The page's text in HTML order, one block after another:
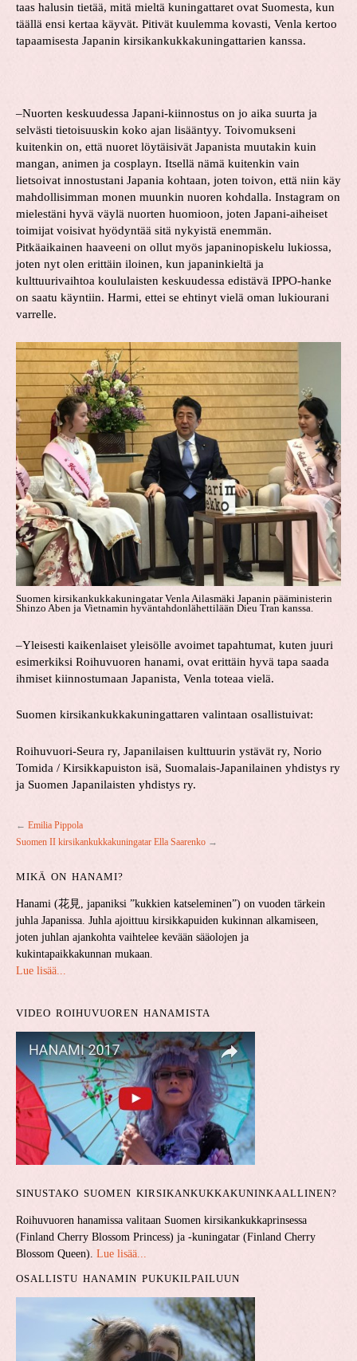
taas halusin tietää, mitä mieltä kuningattaret ovat Suomesta, kun
täällä ensi kertaa käyvät. Pitivät kuulemma kovasti, Venla kertoo
tapaamisesta Japanin kirsikankukkakuningattarien kanssa.
–Nuorten keskuudessa Japani-kiinnostus on jo aika suurta ja
selvästi tietoisuuskin koko ajan lisääntyy. Toivomukseni
kuitenkin on, että nuoret löytäisivät Japanista muutakin kuin
mangan, animen ja cosplayn. Itsellä nämä kuitenkin vain
lietsoivat innostustani Japania kohtaan, joten toivon, että niin käy
mahdollisimman monen muunkin nuoren kohdalla. Instagram on
mielestäni hyvä väylä nuorten huomioon, joten Japani-aiheiset
toimijat voisivat hyödyntää sitä nykyistä enemmän.
Pitkäaikainen haaveeni on ollut myös japaninopiskelu lukiossa,
joten nyt olen erittäin iloinen, kun japaninkieltä ja
kulttuurivaihtoa koululaisten keskuudessa edistävä IPPO-hanke
on saatu käyntiin. Harmi, ettei se ehtinyt vielä oman lukiourani
varrelle.
Suomen kirsikankukkakuningatar Venla Ailasmäki Japanin pääministerin
Shinzo Aben ja Vietnamin hyväntahdonlähettilään Dieu Tran kanssa.
–Yleisesti kaikenlaiset yleisölle avoimet tapahtumat, kuten juuri
esimerkiksi Roihuvuoren hanami, ovat erittäin hyvä tapa saada
ihmiset kiinnostumaan Japanista, Venla toteaa vielä.
Suomen kirsikankukkakuningattaren valintaan osallistuivat:
Roihuvuori-Seura ry, Japanilaisen kulttuurin ystävät ry, Norio
Tomida / Kirsikkapuiston isä, Suomalais-Japanilainen yhdistys ry
ja Suomen Japanilaisten yhdistys ry.
← Emilia Pippola
Suomen II kirsikankukkakuningatar Ella Saarenko →
MIKÄ ON HANAMI?
Hanami (花見, japaniksi ”kukkien katseleminen”) on vuoden tärkein
juhla Japanissa. Juhla ajoittuu kirsikkapuiden kukinnan alkamiseen,
joten juhlan ajankohta vaihtelee kevään sääolojen ja
kukintapaikkakunnan mukaan.
Lue lisää...
VIDEO ROIHUVUOREN HANAMISTA
SINUSTAKO SUOMEN KIRSIKANKUKKA­KUNINKAALLINEN?
Roihuvuoren hanamissa valitaan Suomen kirsikankukkaprinsessa
(Finland Cherry Blossom Princess) ja -kuningatar (Finland Cherry
Blossom Queen). Lue lisää...
OSALLISTU HANAMIN PUKUKILPAILUUN